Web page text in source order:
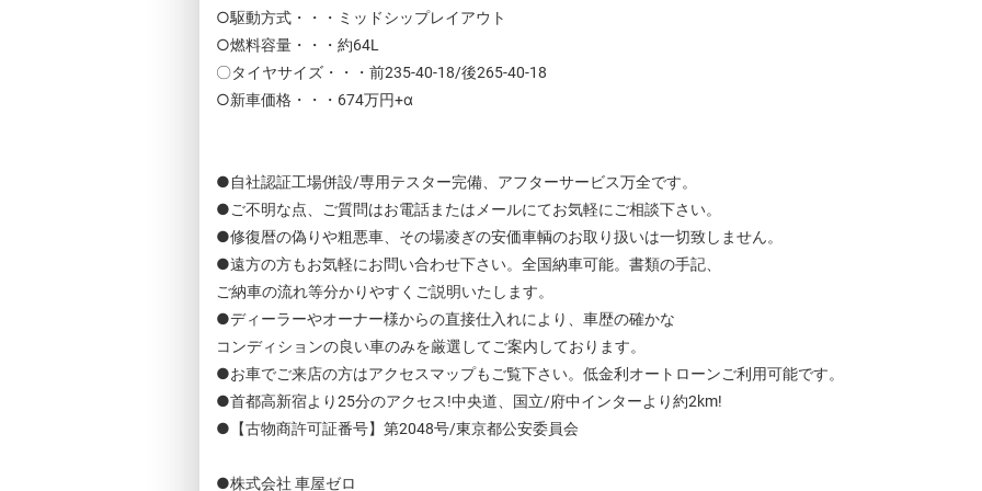
○駆動方式・・・ミッドシップレイアウト
○燃料容量・・・約64L
〇タイヤサイズ・・・前235-40-18/後265-40-18
○新車価格・・・674万円+α
●自社認証工場併設/専用テスター完備、アフターサービス万全です。
●ご不明な点、ご質問はお電話またはメールにてお気軽にご相談下さい。
●修復暦の偽りや粗悪車、その場凌ぎの安価車輌のお取り扱いは一切致しません。
●遠方の方もお気軽にお問い合わせ下さい。全国納車可能。書類の手記、
ご納車の流れ等分かりやすくご説明いたします。
●ディーラーやオーナー様からの直接仕入れにより、車歴の確かな
コンディションの良い車のみを厳選してご案内しております。
●お車でご来店の方はアクセスマップもご覧下さい。低金利オートローンご利用可能です。
●首都高新宿より25分のアクセス!中央道、国立/府中インターより約2km!
●【古物商許可証番号】第2048号/東京都公安委員会
●株式会社 車屋ゼロ